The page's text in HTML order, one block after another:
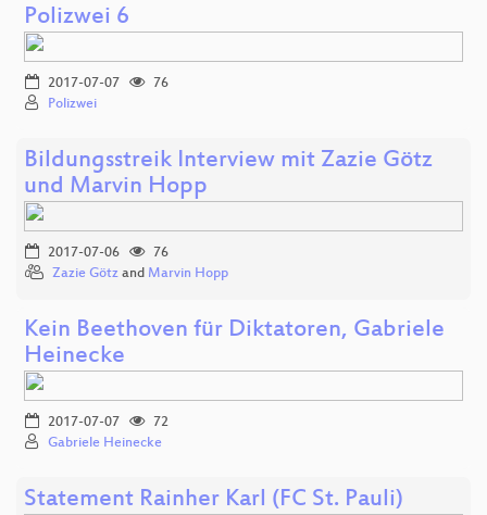
Polizwei 6
2017-07-07
76
Polizwei
Bildungsstreik Interview mit Zazie Götz
und Marvin Hopp
2017-07-06
76
Zazie Götz and Marvin Hopp
Kein Beethoven für Diktatoren, Gabriele
Heinecke
2017-07-07
72
Gabriele Heinecke
Statement Rainher Karl (FC St. Pauli)